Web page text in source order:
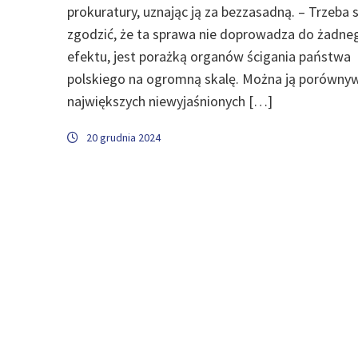
prokuratury, uznając ją za bezzasadną. – Trzeba
zgodzić, że ta sprawa nie doprowadza do
efektu, jest porażką organów ścigania państwa
polskiego na ogromną skalę. Można ją
największych niewyjaśnionych […]
20 grudnia 2024